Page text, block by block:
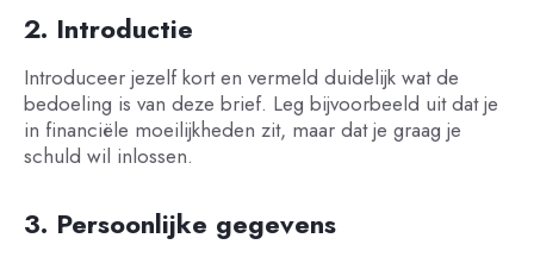
2. Introductie
Introduceer jezelf kort en vermeld duidelijk wat de
bedoeling is van deze brief. Leg bijvoorbeeld uit dat je
in financiële moeilijkheden zit, maar dat je graag je
schuld wil inlossen.
3. Persoonlijke gegevens